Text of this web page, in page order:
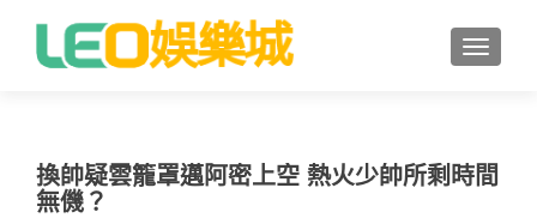
換帥疑雲籠罩邁阿密上空 熱火少帥所剩時間
無僟？